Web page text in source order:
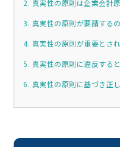
2. 真実性の原則は企業会計
3. 真実性の原則が要請する
4. 真実性の原則が重要とさ
5. 真実性の原則に違反する
6. 真実性の原則に基づき正